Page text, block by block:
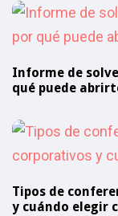
Informe de
qué puede
Tipos de
y cuándo elegir